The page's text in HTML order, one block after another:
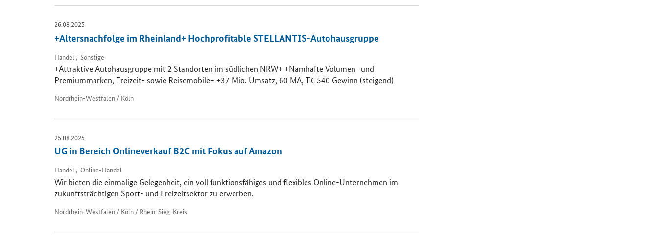
26.08.2025
+Altersnachfolge im Rheinland+ Hochprofitable STELLANTIS-Autohausgruppe
Handel , Sonstige
+Attraktive Autohausgruppe mit 2 Standorten im südlichen NRW+ +Namhafte Volumen- und
Premiummarken, Freizeit- sowie Reisemobile+ +37 Mio. Umsatz, 60 MA, T€ 540 Gewinn (steigend)
Nordrhein-Westfalen / Köln
25.08.2025
UG in Bereich Onlineverkauf B2C mit Fokus auf Amazon
Handel , Online-Handel
Wir bieten die einmalige Gelegenheit, ein voll funktionsfähiges und flexibles Online-Unternehmen im
zukunftsträchtigen Sport- und Freizeitsektor zu erwerben.
Nordrhein-Westfalen / Köln / Rhein-Sieg-Kreis